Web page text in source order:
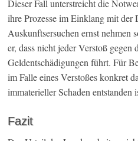
Dieser Fall unterstreicht die
ihre Prozesse im Einklang mit der
Auskunftsersuchen ernst nehmen
er, dass nicht jeder Verstoß
Geldentschädigungen führt. Für
im Falle eines Verstoßes konkret
immaterieller Schaden entstanden
Fazit